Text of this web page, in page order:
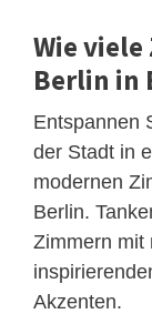
Wie
Berlin in
Entspannen
der Stadt in
modernen
Berlin.
Zimmern mit
Akzenten.